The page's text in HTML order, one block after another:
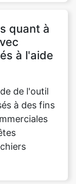
de l'outil
à des fins